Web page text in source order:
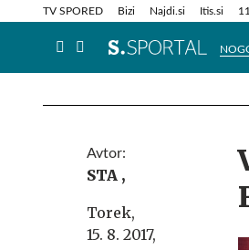
TV SPORED Bizi Najdi.si Itis.si
Info in obvestila
Avtor:
STA ,
Torek,
15. 8. 2017,